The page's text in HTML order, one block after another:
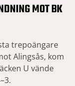
MOT BK
trepoängare
Alingsås, kom
U vände